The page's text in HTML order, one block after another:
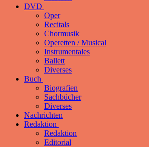
DVD
Oper
Recitals
Chormusik
Operetten / Musical
Instrumentales
Ballett
Diverses
Buch
Biografien
Sachbücher
Diverses
Nachrichten
Redaktion
Redaktion
Editorial